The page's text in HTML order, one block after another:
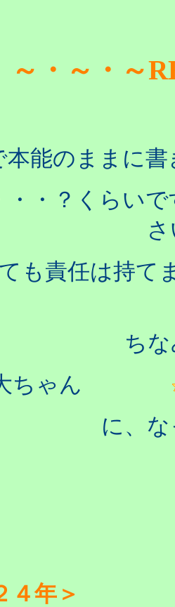
～・～・～
本能のままに
・・？くらい
も責任は持て
ち
ちゃん
に、
４年＞